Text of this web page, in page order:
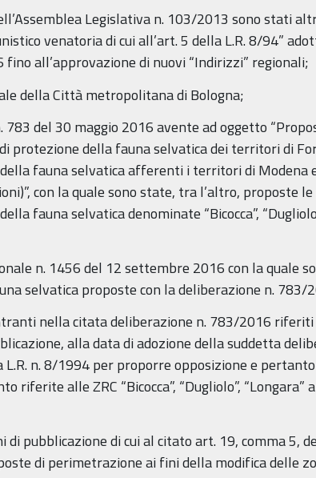
Legislativa n. 103/2013 sono stati
venatoria di cui all’art. 5 della L.R. 8/94”
all’approvazione di nuovi “Indirizzi” regionali;
della Città metropolitana di Bologna;
del 30 maggio 2016 avente ad oggetto
protezione della fauna selvatica dei territori di
fauna selvatica afferenti i territori di Modena
con la quale sono state, tra l’altro, proposte
fauna selvatica denominate “Bicocca”,
n. 1456 del 12 settembre 2016 con la quale
selvatica proposte con la deliberazione n. 783/
nella citata deliberazione n. 783/2016 riferiti
alla data di adozione della suddetta
n. 8/1994 per proporre opposizione e
riferite alle ZRC “Bicocca”, “Dugliolo”,
pubblicazione di cui al citato art. 19, comma 5,
di perimetrazione ai fini della modifica delle